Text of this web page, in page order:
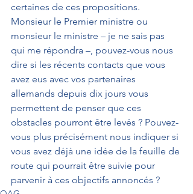
certaines de ces propositions.
Monsieur le Premier ministre ou
monsieur le ministre – je ne sais pas
qui me répondra –, pouvez-vous nous
dire si les récents contacts que vous
avez eus avec vos partenaires
allemands depuis dix jours vous
permettent de penser que ces
obstacles pourront être levés ? Pouvez-
vous plus précisément nous indiquer si
vous avez déjà une idée de la feuille de
route qui pourrait être suivie pour
parvenir à ces objectifs annoncés ?